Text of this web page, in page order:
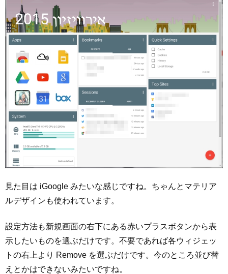
見た目は iGoogle みたいな感じですね。ちゃんとマテリア
ルデザインも使われています。
設定方法も新規画面の右下にある赤いプラスボタンから表
示したいものを選ぶだけです。不要であれば各ウィジェッ
トの右上より Remove を選ぶだけです。今のところ並び替
えとかはできないみたいですね。